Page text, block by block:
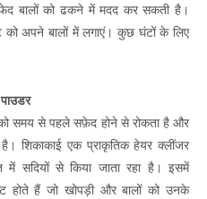
बालों को ढकने में मदद कर सकती है।
को अपने बालों में लगाएं। कुछ घंटों के लिए
को समय से पहले सफ़ेद होने से रोकता है और
शिकाकाई एक प्राकृतिक हेयर क्लींजर
सदियों से किया जाता रहा है। इसमें
होते हैं जो खोपड़ी और बालों को उनके